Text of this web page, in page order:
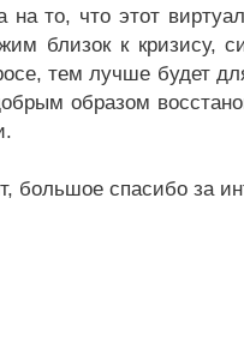
на то, что этот
близок к кризису,
тем лучше будет
образом
большое спасибо за